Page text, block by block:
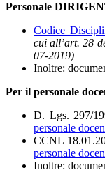
Personale
Codice
cui all’art. 28
07-2019)
Inoltre:
Per il personale
D. Lgs. 297/
personale
CCNL
personale
Inoltre: